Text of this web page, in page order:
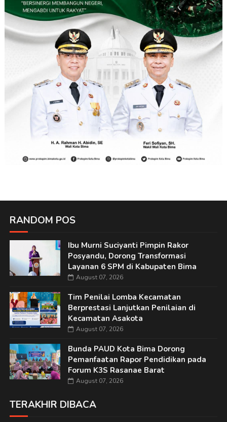
RANDOM POS
Ibu Murni Suciyanti Pimpin Rakor
Posyandu, Dorong Transformasi
Layanan 6 SPM di Kabupaten Bima
August 07, 2026
Tim Penilai Lomba Kecamatan
Berprestasi Lanjutkan Penilaian di
Kecamatan Asakota
August 07, 2026
Bunda PAUD Kota Bima Dorong
Pemanfaatan Rapor Pendidikan pada
Forum K3S Rasanae Barat
August 07, 2026
TERAKHIR DIBACA